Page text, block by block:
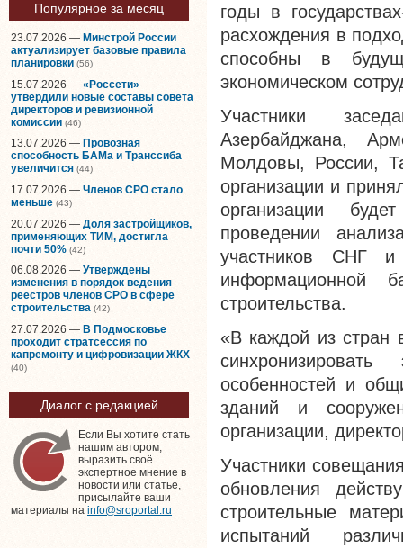
Популярное за месяц
23.07.2026 — Минстрой России
актуализирует базовые правила
планировки (56)
15.07.2026 — «Россети»
утвердили новые составы совета
директоров и ревизионной
комиссии (46)
13.07.2026 — Провозная
способность БАМа и Транссиба
увеличится (44)
17.07.2026 — Членов СРО стало
меньше (43)
20.07.2026 — Доля застройщиков,
применяющих ТИМ, достигла
почти 50% (42)
06.08.2026 — Утверждены
изменения в порядок ведения
реестров членов СРО в сфере
строительства (42)
27.07.2026 — В Подмосковье
проходит стратсессия по
капремонту и цифровизации ЖКХ
(40)
Диалог с редакцией
Если Вы хотите стать
нашим автором,
выразить своё
экспертное мнение в
новости или статье,
присылайте ваши
материалы на info@sroportal.ru
годы в
расхождения в
способны в
экономическом
Участники
Азербайджана,
Молдовы, России,
организации и
организации
проведении
участников СНГ и
информационной
строительства.
«В каждой из стран
особенностей и
зданий и
организации,
Участники
обновления
строительные
испытаний